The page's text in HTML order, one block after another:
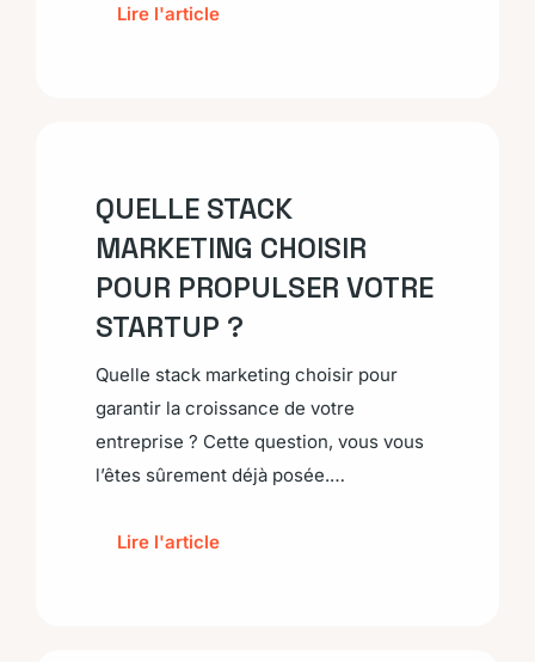
Lire l'article
QUELLE STACK
MARKETING CHOISIR
POUR PROPULSER VOTRE
STARTUP ?
Quelle stack marketing choisir pour
garantir la croissance de votre
entreprise ? Cette question, vous vous
l’êtes sûrement déjà posée.…
Lire l'article